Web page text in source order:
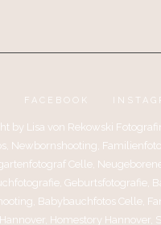
FACEBOOK
by Lisa von Rekowski
Newbornshooting,
Celle,
Geburtsfotografie,
Babybauchfotos Celle,
Homestory Hannover,